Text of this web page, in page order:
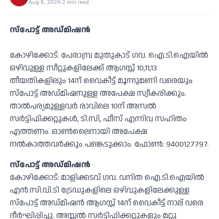
Aug 8, 2026 2 min read
സ്‌പോട്ട് അഡ്മിഷൻ
കോഴിക്കോട്: പേരാമ്പ്ര മുതുകാട് ഗവ. ഐ.ടി.ഐയില്‍
ഒഴിവുള്ള സീറ്റുകളിലേക്ക് ആഗസ്റ്റ് 10,11,13
തീയതികളിലും 14ന് വൈകീട്ട് മൂന്നുമണി വരെയും
സ്‌പോട്ട് അഡ്മിഷനുള്ള അപേക്ഷ സ്വീകരിക്കും.
താല്‍പര്യമുള്ളവര്‍ രാവിലെ 10ന് അസല്‍
സര്‍ട്ടിഫിക്കറ്റുകള്‍, ടി.സി, ഫീസ് എന്നിവ സഹിതം
എത്തണം. ഓണ്‍ലൈനായി അപേക്ഷ
നല്‍കാത്തവര്‍ക്കും പങ്കെടുക്കാം. ഫോണ്‍: 9400127797.
സ്‌പോട്ട് അഡ്മിഷന്‍
കോഴിക്കോട്: മാളിക്കടവ് ഗവ. വനിത ഐ.ടി.ഐയില്‍
എന്‍.സി.വി.ടി ട്രേഡുകളിലെ ഒഴിവുകളിലേക്കുള്ള
സ്‌പോട്ട് അഡ്മിഷന്‍ ആഗസ്റ്റ് 14ന് വൈകീട്ട് നാല് വരെ
ദീര്‍ഘിപ്പിച്ചു. അസ്സല്‍ സര്‍ട്ടിഫിക്കറ്റുകളും മറ്റു